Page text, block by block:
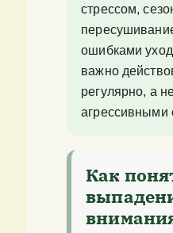
стрессом,
ошибками
важно
регулярно, а
агрессивными
Как